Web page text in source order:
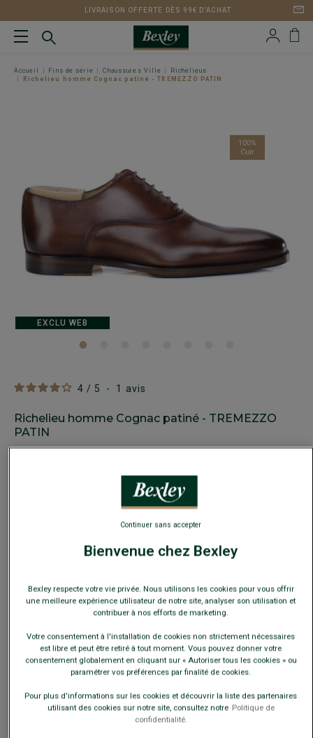
LIVRAISON OFFERTE DÈS 99€ D'ACHAT
Accueil Fins de série Chaussures Ville
Richelieus
Richelieu homme Cognac patiné - TREMEZZO PATIN
4 / 5 - 1 avis
Richelieu homme Cognac patiné - TREMEZZO
PATIN
Chaussures de ville homme luxe - Semelle cuir avec patin
FINS DE SÉRIE
Payez en plusieurs fois dès 199€ d'achat
de votre pointure habituelle.
Guide des tailles
AJOUTER AU PANIER
EXCLU WEB
Bienvenue chez Bexley
Bexley respecte votre vie privée. Nous utilisons les cookies pour vous offrir
une meilleure expérience utilisateur de notre site, analyser son utilisation et
contribuer à nos efforts de marketing.
Votre consentement à l'installation de cookies non strictement nécessaires
est libre et peut être retiré à tout moment. Vous pouvez donner votre
consentement globalement en cliquant sur « Autoriser tous les cookies » ou
paramétrer vos préférences par finalité de cookies.
Pour plus d'informations sur les cookies et découvrir la liste des partenaires
utilisant des cookies sur notre site, consultez notre Politique de
confidentialité.
Continuer sans accepter